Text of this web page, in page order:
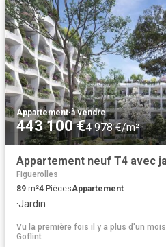
Appartement·à vendre
443 100 €4 978 €/m²
Figuerolles
89 m²4 PiècesAppartement
·Jardin
Vu la première fois il y a plus d'un mois
Goflint